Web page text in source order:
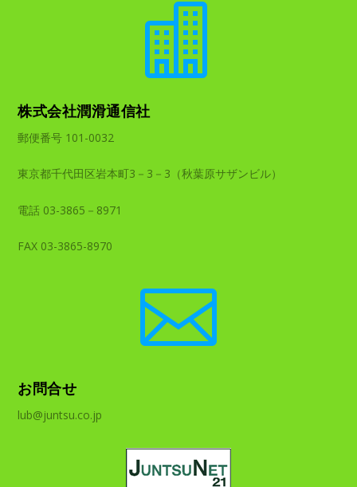

株式会社潤滑通信社
郵便番号 101-0032
東京都千代田区岩本町3－3－3（秋葉原サザンビル）
電話 03-3865－8971
FAX 03-3865-8970

お問合せ
lub@juntsu.co.jp